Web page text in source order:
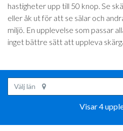
hastigheter upp till 50 knop. Se
eller åk ut för att se sälar och
miljö. En upplevelse som passar
inget bättre sätt att uppleva
Välj län
Visar 4